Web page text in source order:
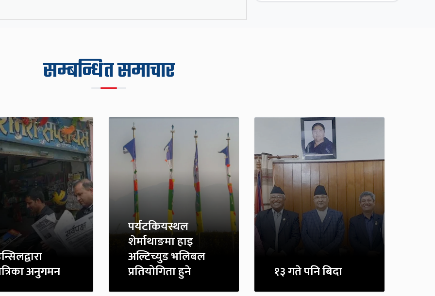
सम्बन्धित समाचार
अनुगमन
पर्यटकियस्थल
शेर्माथाङमा हाइ
अल्टिच्युड भलिबल
प्रतियोगिता हुने १३ गते पनि बिदा